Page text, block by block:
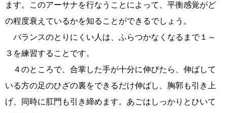
ます。このアーサナを行なうことによって、平衡感覚がど
の程度衰えているかを知ることができるでしょう。
バランスのとりにくい人は、ふらつかなくなるまで１～
３を練習することです。
４のところで、合掌した手が十分に伸びたら、伸ばして
いる方の足のひざの裏をできるだけ伸ばし、胸郭も引き上
げ、同時に肛門も引き締めます。あごはしっかりとひいて